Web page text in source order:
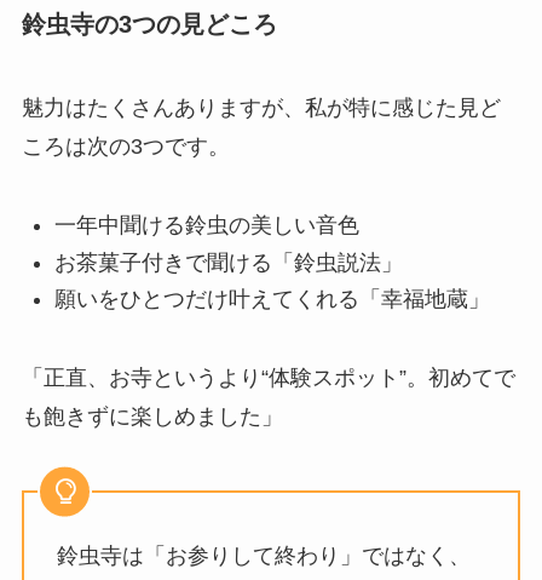
鈴虫寺の3つの見どころ
魅力はたくさんありますが、私が特に感じた見ど
ころは次の3つです。
一年中聞ける鈴虫の美しい音色
お茶菓子付きで聞ける「鈴虫説法」
願いをひとつだけ叶えてくれる「幸福地蔵」
「正直、お寺というより“体験スポット”。初めてで
も飽きずに楽しめました」
鈴虫寺は「お参りして終わり」ではなく、